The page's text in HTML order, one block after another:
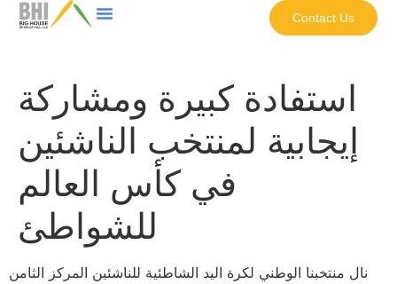
Contact Us
استفادة كبيرة ومشاركة
إيجابية لمنتخب الناشئين
في كأس العالم
للشواطئ
نال منتخبنا الوطني لكرة اليد الشاطئية للناشئين المركز الثامن